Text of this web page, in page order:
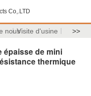
Co,.LTD
nousVisite d'usine >>
épaisse de mini
thermique